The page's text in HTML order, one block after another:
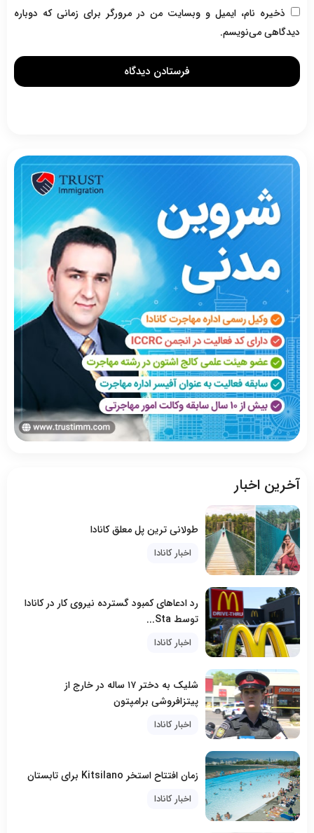
ذخیره نام، ایمیل و وبسایت من در مرورگر برای زمانی که دوباره
دیدگاهی می‌نویسم.
آخرین اخبار
طولانی ترین پل معلق کانادا
اخبار کانادا
رد ادعاهای کمبود گسترده نیروی کار در کانادا
توسط Sta...
اخبار کانادا
شلیک به دختر ۱۷ ساله در خارج از
پیتزافروشی برامپتون
اخبار کانادا
زمان افتتاح استخر Kitsilano برای تابستان
اخبار کانادا